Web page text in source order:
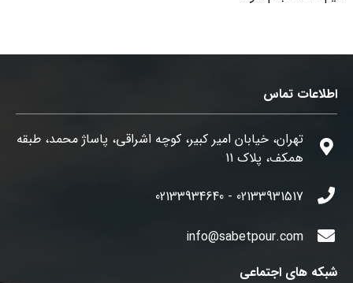
اطلاعات تماس
تهران، خیابان امیر کبیر، کوچه اشراقی، پاساژ محمد، طبقه
همکف، پلاک 11
02133931517 - 02133934640
info@sabetpour.com
شبکه های اجتماعی